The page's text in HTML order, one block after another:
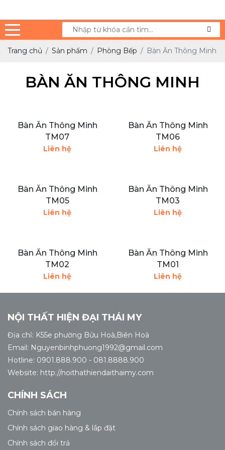
Trang chủ Sản phẩm Phòng Bếp Bàn Ăn Thông Minh
BÀN ĂN THÔNG MINH
Bàn Ăn Thông Minh
TM07
Liên hệ
Bàn Ăn Thông Minh
TM06
Liên hệ
Bàn Ăn Thông Minh
TM05
Liên hệ
Bàn Ăn Thông Minh
TM03
Liên hệ
Bàn Ăn Thông Minh
TM02
Liên hệ
Bàn Ăn Thông Minh
TM01
Liên hệ
NỘI THẤT HIỆN ĐẠI THÁI MY
Địa chỉ: K55e phường Bửu Hoà,Biên Hoà
Email: Nguyenbinhphuong1992@gmail.com
Hotline: 0901.888.900 - 081.8888.900
Website: http://noithathiendaithaimy.com
CHÍNH SÁCH
Chính sách bán hàng
Chính sách giao hàng & lắp đặt
Chính sách đổi trả